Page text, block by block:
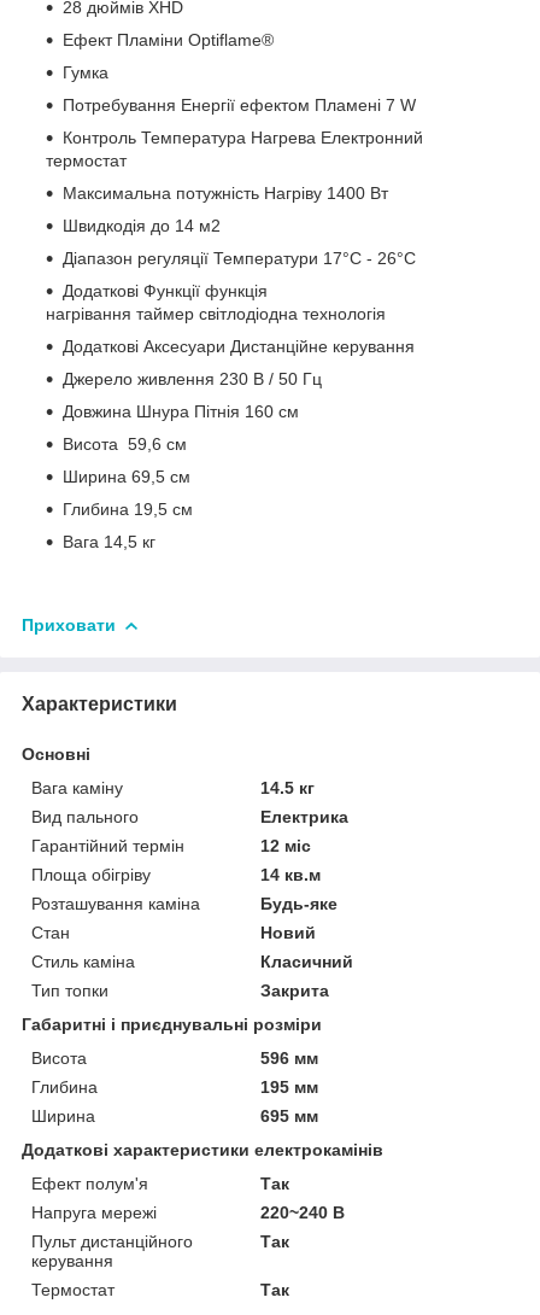
28 дюймів XHD
Ефект Пламіни Optiflame®
Гумка
Потребування Енергії ефектом Пламені 7 W
Контроль Температура Нагрева Електронний
термостат
Максимальна потужність Нагріву 1400 Вт
Швидкодія до 14 м2
Діапазон регуляції Температури 17°С - 26°С
Додаткові Функції функція
нагрівання таймер світлодіодна технологія
Додаткові Аксесуари Дистанційне керування
Джерело живлення 230 В / 50 Гц
Довжина Шнура Пітнія 160 см
Висота 59,6 см
Ширина 69,5 см
Глибина 19,5 см
Вага 14,5 кг
Приховати
Характеристики
Основні
Вага каміну
14.5 кг
Вид пального
Електрика
Гарантійний термін
12 міс
Площа обігріву
14 кв.м
Розташування каміна
Будь-яке
Стан
Новий
Стиль каміна
Класичний
Тип топки
Закрита
Габаритні і приєднувальні розміри
Висота
596 мм
Глибина
195 мм
Ширина
695 мм
Додаткові характеристики електрокамінів
Ефект полум'я
Так
Напруга мережі
220~240 В
Пульт дистанційного
керування
Так
Термостат Так